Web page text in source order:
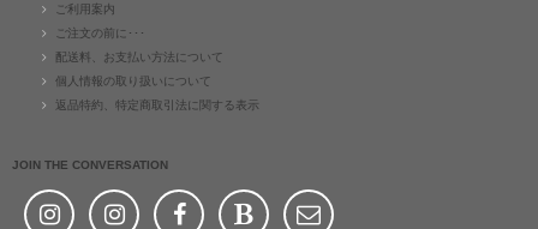
ご利用案内
ご注文の前に･･･
配送料、お支払い方法について
個人情報の取り扱いについて
返品特約、特定商取引法に関する表示
JOIN THE CONVERSATION